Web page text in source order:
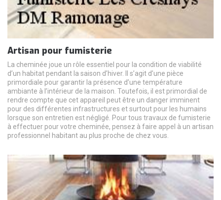
Artisan pour fumisterie
La cheminée joue un rôle essentiel pour la condition de viabilité
d’un habitat pendant la saison d’hiver. Il s’agit d’une pièce
primordiale pour garantir la présence d’une température
ambiante à l’intérieur de la maison. Toutefois, il est primordial de
rendre compte que cet appareil peut être un danger imminent
pour des différentes infrastructures et surtout pour les humains
lorsque son entretien est négligé. Pour tous travaux de fumisterie
à effectuer pour votre cheminée, pensez à faire appel à un artisan
professionnel habitant au plus proche de chez vous.